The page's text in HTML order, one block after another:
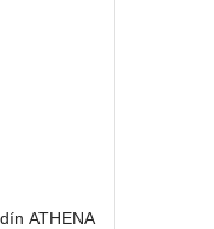
ATHENA